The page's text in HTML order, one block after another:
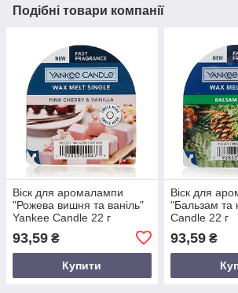
Подібні товари компанії
Віск для аромалампи
"Рожева вишня та ваніль"
Yankee Candle 22 г
93,59 ₴
Купити
Віск для
"Бальзам та
Candle 22 г
93,59₴